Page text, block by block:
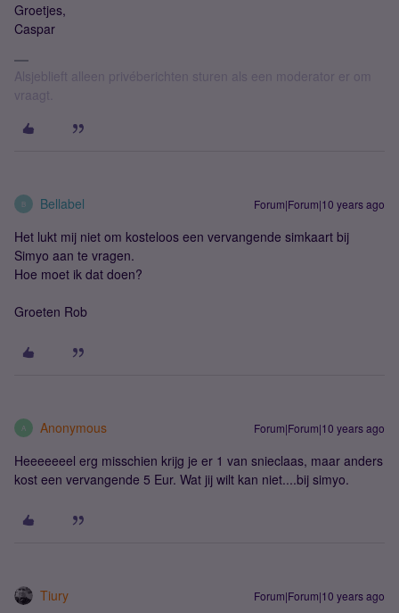
Groetjes,
Caspar
Alsjeblieft alleen privéberichten sturen als een moderator er om
vraagt.
B Bellabel Forum|Forum|10 years ago
Het lukt mij niet om kosteloos een vervangende simkaart bij
Simyo aan te vragen.
Hoe moet ik dat doen?
Groeten Rob
A Anonymous Forum|Forum|10 years ago
Heeeeeeel erg misschien krijg je er 1 van snieclaas, maar anders
kost een vervangende 5 Eur. Wat jij wilt kan niet....bij simyo.
Tiury Forum|Forum|10 years ago